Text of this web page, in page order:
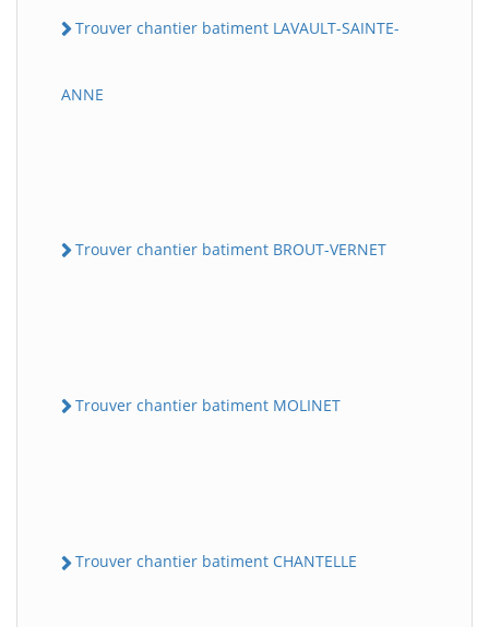
Trouver chantier batiment LAVAULT-SAINTE-
ANNE
Trouver chantier batiment BROUT-VERNET
Trouver chantier batiment MOLINET
Trouver chantier batiment CHANTELLE